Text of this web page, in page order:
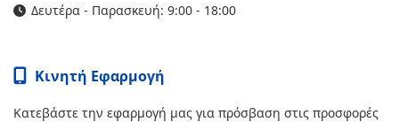
Δευτέρα - Παρασκευή: 9:00 - 18:00
Κινητή Εφαρμογή
Κατεβάστε την εφαρμογή μας για πρόσβαση στις προσφορές